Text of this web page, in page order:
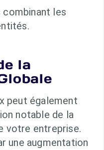
les
la
peut également
notable de la
votre entreprise.
une augmentation